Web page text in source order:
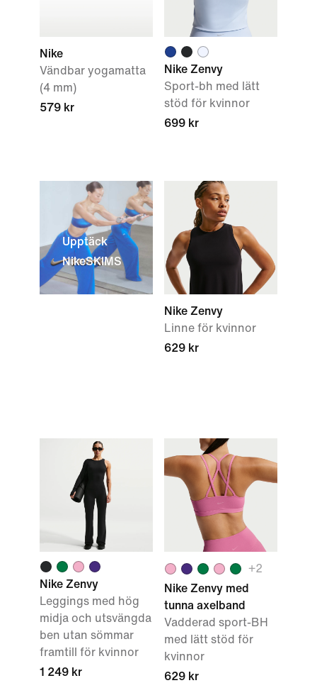
Nike
Vändbar yogamatta
(4 mm)
579 kr
Nike Zenvy
Sport-bh med lätt
stöd för kvinnor
699 kr
Upptäck
NikeSKIMS
Nike Zenvy
Linne för kvinnor
629 kr
Nike Zenvy
Leggings med hög
midja och utsvängda
ben utan sömmar
framtill för kvinnor
1 249 kr
+2
Nike Zenvy med
tunna axelband
Vadderad sport-BH
med lätt stöd för
kvinnor
629 kr